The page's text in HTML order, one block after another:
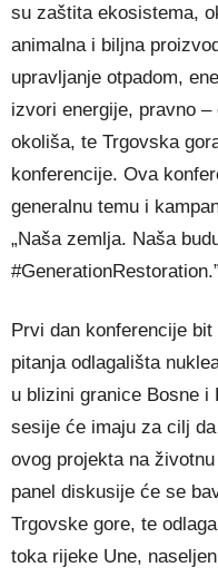
su zaštita ekosistema,
animalna i biljna
upravljanje otpadom,
izvori energije, pravno
okoliša, te Trgovska
konferencije. Ova
generalnu temu i
„Naša zemlja. Naša
#GenerationRestoration.”
Prvi dan konferencije
pitanja odlagališta
u blizini granice Bosne
sesije će imaju za cilj
ovog projekta na
panel diskusije će se
Trgovske gore, te
toka rijeke Une,